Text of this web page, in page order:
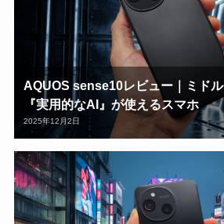
AQUOS sense10レビュー｜ミド
『実用的なAI』が使えるスマホ
2025年12月2日